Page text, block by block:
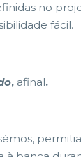
no
fácil.
, afinal.